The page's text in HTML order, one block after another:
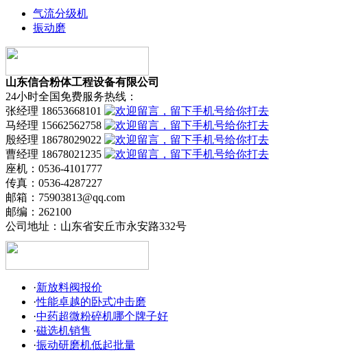
气流分级机
振动磨
山东信合粉体工程设备有限公司
24小时全国免费服务热线：
张经理 18653668101
马经理 15662562758
殷经理 18678029022
曹经理 18678021235
座机：0536-4101777
传真：0536-4287227
邮箱：75903813@qq.com
邮编：262100
公司地址：山东省安丘市永安路332号
·新放料阀报价
·性能卓越的卧式冲击磨
·中药超微粉碎机哪个牌子好
·磁选机销售
·振动研磨机低起批量